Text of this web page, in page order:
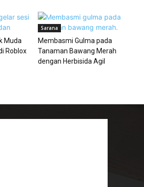
Muda
Roblox
Sarana
Membasmi Gulma pada
Tanaman Bawang Merah
dengan Herbisida Agil